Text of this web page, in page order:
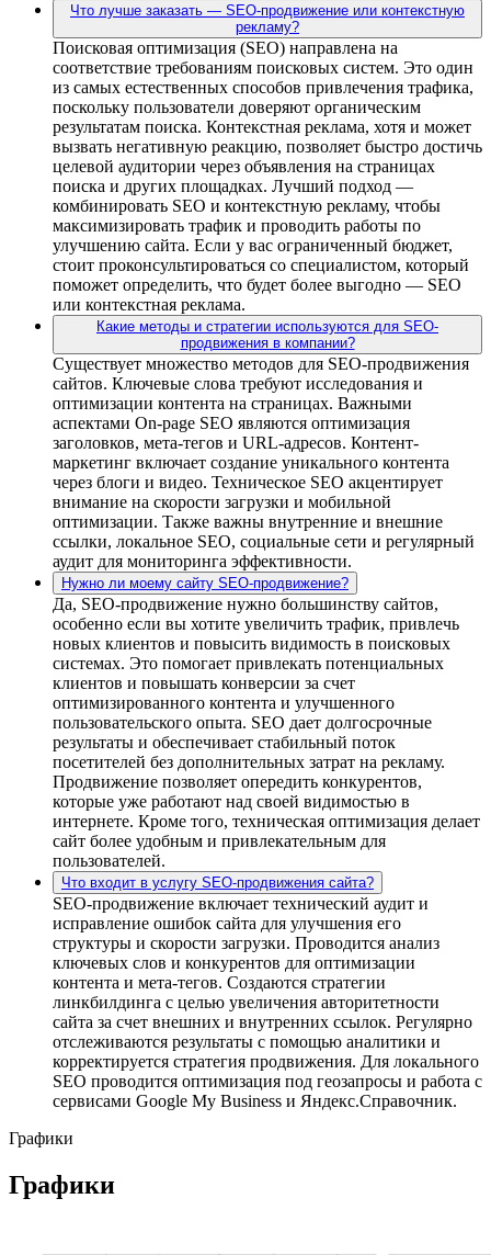
Что лучше заказать — SEO-продвижение или контекстную
рекламу?
Поисковая оптимизация (SEO) направлена на
соответствие требованиям поисковых систем. Это один
из самых естественных способов привлечения трафика,
поскольку пользователи доверяют органическим
результатам поиска. Контекстная реклама, хотя и может
вызвать негативную реакцию, позволяет быстро достичь
целевой аудитории через объявления на страницах
поиска и других площадках. Лучший подход —
комбинировать SEO и контекстную рекламу, чтобы
максимизировать трафик и проводить работы по
улучшению сайта. Если у вас ограниченный бюджет,
стоит проконсультироваться со специалистом, который
поможет определить, что будет более выгодно — SEO
или контекстная реклама.
Какие методы и стратегии используются для SEO-
продвижения в компании?
Существует множество методов для SEO-продвижения
сайтов. Ключевые слова требуют исследования и
оптимизации контента на страницах. Важными
аспектами On-page SEO являются оптимизация
заголовков, мета-тегов и URL-адресов. Контент-
маркетинг включает создание уникального контента
через блоги и видео. Техническое SEO акцентирует
внимание на скорости загрузки и мобильной
оптимизации. Также важны внутренние и внешние
ссылки, локальное SEO, социальные сети и регулярный
аудит для мониторинга эффективности.
Нужно ли моему сайту SEO-продвижение?
Да, SEO-продвижение нужно большинству сайтов,
особенно если вы хотите увеличить трафик, привлечь
новых клиентов и повысить видимость в поисковых
системах. Это помогает привлекать потенциальных
клиентов и повышать конверсии за счет
оптимизированного контента и улучшенного
пользовательского опыта. SEO дает долгосрочные
результаты и обеспечивает стабильный поток
посетителей без дополнительных затрат на рекламу.
Продвижение позволяет опередить конкурентов,
которые уже работают над своей видимостью в
интернете. Кроме того, техническая оптимизация делает
сайт более удобным и привлекательным для
пользователей.
Что входит в услугу SEO-продвижения сайта?
SEO-продвижение включает технический аудит и
исправление ошибок сайта для улучшения его
структуры и скорости загрузки. Проводится анализ
ключевых слов и конкурентов для оптимизации
контента и мета-тегов. Создаются стратегии
линкбилдинга с целью увеличения авторитетности
сайта за счет внешних и внутренних ссылок. Регулярно
отслеживаются результаты с помощью аналитики и
корректируется стратегия продвижения. Для локального
SEO проводится оптимизация под геозапросы и работа с
сервисами Google My Business и Яндекс.Справочник.
Графики
Графики